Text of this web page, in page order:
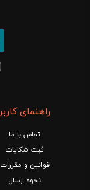
راهنمای کاربر
تماس با ما
ثبت شکایات
قوانین و مقررات
نحوه ارسال